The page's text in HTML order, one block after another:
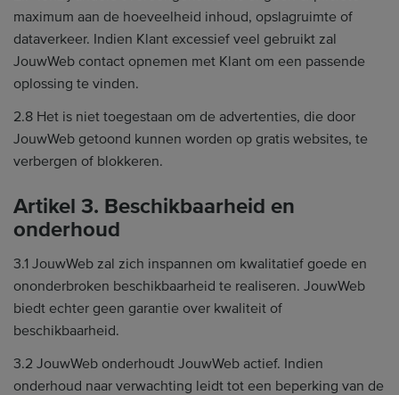
maximum aan de hoeveelheid inhoud, opslagruimte of
dataverkeer. Indien Klant excessief veel gebruikt zal
JouwWeb contact opnemen met Klant om een passende
oplossing te vinden.
2.8 Het is niet toegestaan om de advertenties, die door
JouwWeb getoond kunnen worden op gratis websites, te
verbergen of blokkeren.
Artikel 3. Beschikbaarheid en
onderhoud
3.1 JouwWeb zal zich inspannen om kwalitatief goede en
ononderbroken beschikbaarheid te realiseren. JouwWeb
biedt echter geen garantie over kwaliteit of
beschikbaarheid.
3.2 JouwWeb onderhoudt JouwWeb actief. Indien
onderhoud naar verwachting leidt tot een beperking van de